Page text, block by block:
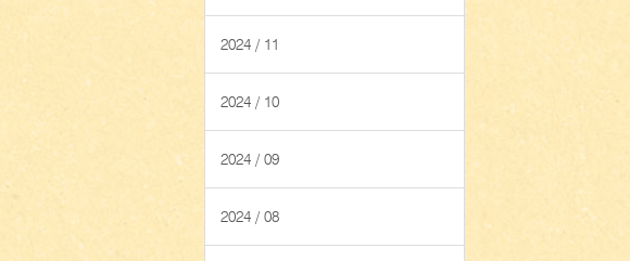
2024 / 11
2024 / 10
2024 / 09
2024 / 08